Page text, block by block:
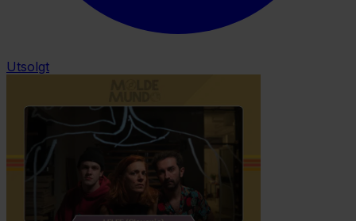
Utsolgt